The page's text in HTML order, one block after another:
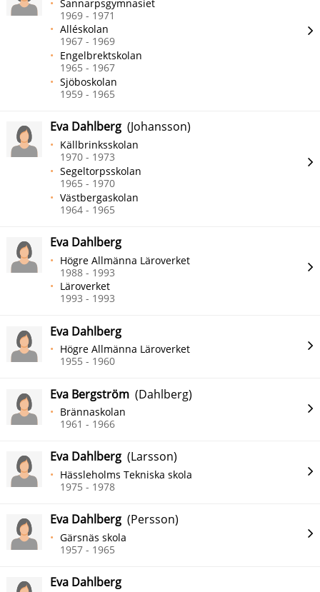
Sannarpsgymnasiet
1969 - 1971
Alléskolan
1967 - 1969
Engelbrektskolan
1965 - 1967
Sjöboskolan
1959 - 1965
Eva Dahlberg (Johansson)
Källbrinksskolan
1970 - 1973
Segeltorpsskolan
1965 - 1970
Västbergaskolan
1964 - 1965
Eva Dahlberg
Högre Allmänna Läroverket
1988 - 1993
Läroverket
1993 - 1993
Eva Dahlberg
Högre Allmänna Läroverket
1955 - 1960
Eva Bergström (Dahlberg)
Brännaskolan
1961 - 1966
Eva Dahlberg (Larsson)
Hässleholms Tekniska skola
1975 - 1978
Eva Dahlberg (Persson)
Gärsnäs skola
1957 - 1965
Eva Dahlberg